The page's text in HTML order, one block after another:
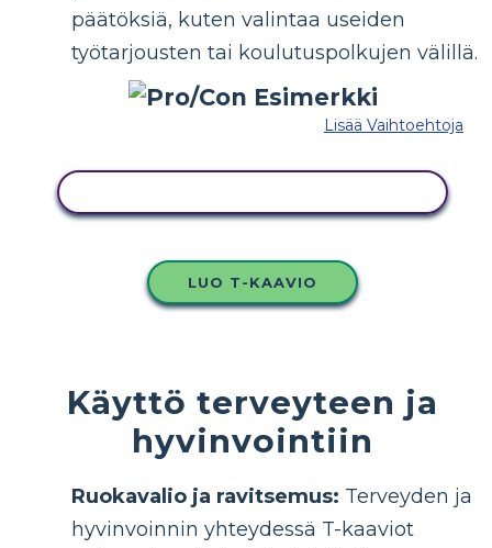
päätöksiä, kuten valintaa useiden
työtarjousten tai koulutuspolkujen välillä.
Lisää Vaihtoehtoja
LUO T-KAAVIO
Käyttö terveyteen ja
hyvinvointiin
Ruokavalio ja ravitsemus: Terveyden ja
hyvinvoinnin yhteydessä T-kaaviot